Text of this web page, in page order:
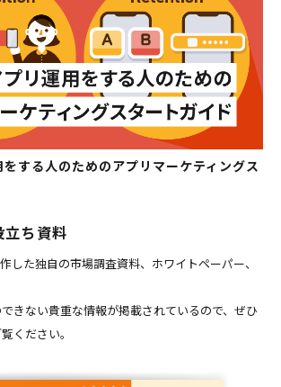
する人のためのアプリマーケティングス
立ち資料
した独自の市場調査資料、ホワイトペーパー、
きない貴重な情報が掲載されているので、ぜひ
ください。